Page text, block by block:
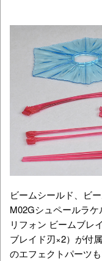
ビームシールド、ビ
M02Gシュペールラ
リフォン ビームブレ
ブレイド刃×2）が付
のエフェクトパーツ